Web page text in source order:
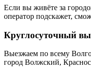
Если вы живёте за
оператор подскажет,
Круглосуточный
Выезжаем по всему
город Волжский,